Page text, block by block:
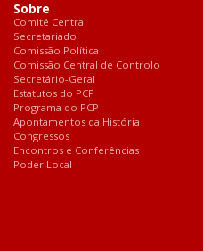
Sobre
Comité Central
Secretariado
Comissão Política
Comissão Central de Controlo
Secretário-Geral
Estatutos do PCP
Programa do PCP
Apontamentos da História
Congressos
Encontros e Conferências
Poder Local